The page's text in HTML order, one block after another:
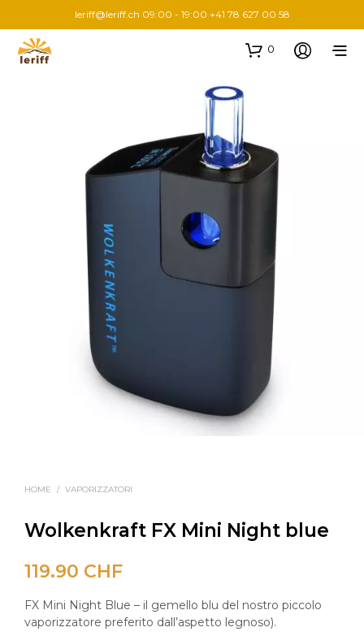
leriff@leriff.ch 09:00 - 19:00 +41 78 627 00 58
0
HOME / VAPORIZZATORI
Wolkenkraft FX Mini Night blue
119.90 CHF
FX Mini Night Blue – il gemello blu del nostro piccolo
vaporizzatore preferito dall’aspetto legnoso).